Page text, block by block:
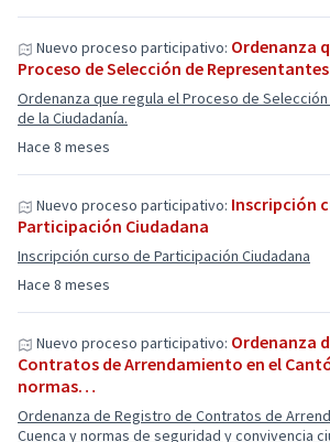
Hace 8 meses
Nuevo proceso participativo: Ordenanza
Proceso de Selección de
Ordenanza que regula el Proceso de
de la Ciudadanía.
Hace 8 meses
Nuevo proceso participativo: Inscripción
Participación Ciudadana
Inscripción curso de Participación Ciudadana
Nuevo proceso participativo: Ordenanza
Contratos de Arrendamiento en el
normas…
Ordenanza de Registro de Contratos de
Cuenca y normas de seguridad y convivencia